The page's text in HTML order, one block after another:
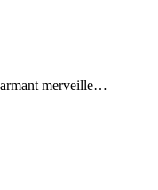
merveille…